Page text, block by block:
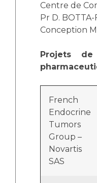
Centre de
Pr D.
Conception
Projets
French
Endocrine
Tumors
Group –
Novartis
SAS